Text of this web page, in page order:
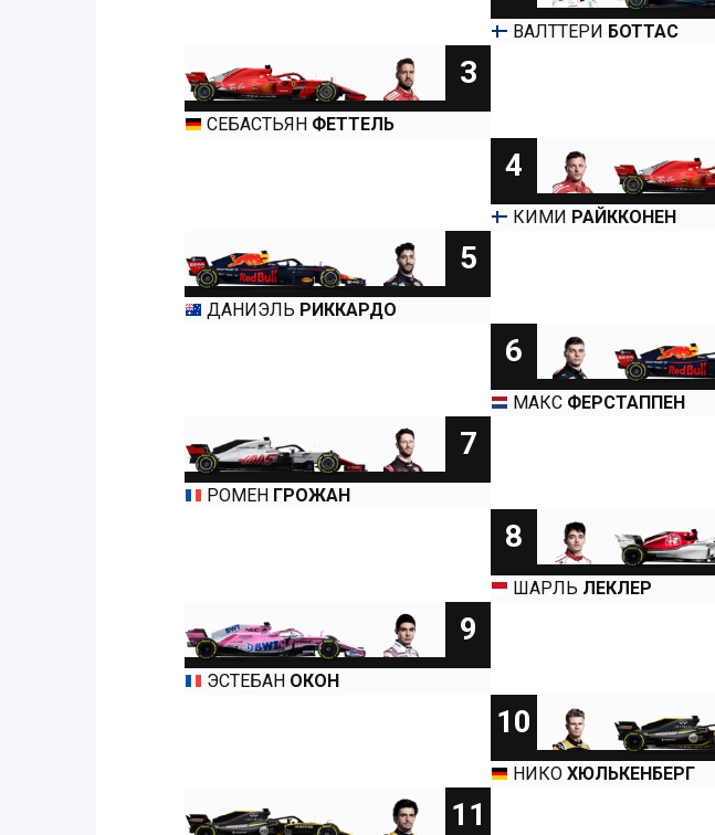
ВАЛТТЕРИ БОТТАС
3
СЕБАСТЬЯН ФЕТТЕЛЬ
4
КИМИ РАЙККОНЕН
5
ДАНИЭЛЬ РИККАРДО
6
МАКС ФЕРСТАППЕН
7
РОМЕН ГРОЖАН
8
ШАРЛЬ ЛЕКЛЕР
9
ЭСТЕБАН ОКОН
10
НИКОХЮЛЬКЕНБЕРГ
11